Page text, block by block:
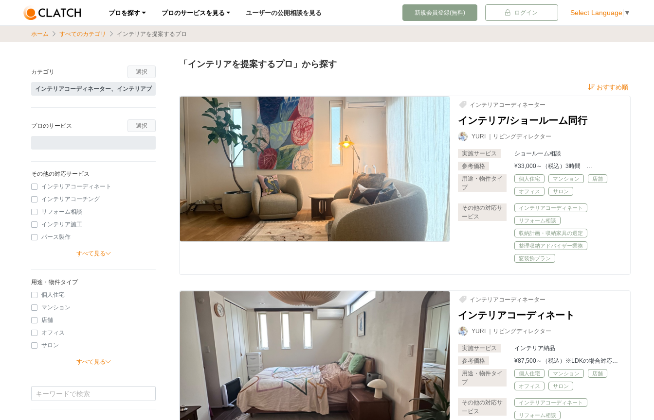
プロを探す プロのサービスを見る ユーザーの公開相談を見る 新規会員登録(無料) ログイン Select Language ▼
ホーム すべてのカテゴリ インテリアを提案するプロ
「インテリアを提案するプロ」から探す
インテリアコーディネーター
インテリア/ショールーム同行
YURI ｜リビングディレクター
実施サービス
ショールーム相談
参考価格
¥33,000～（税込）3時間
※超過時間は、¥4,500/30分毎
用途・物件タイ
プ
個人住宅 マンション 店舗
オフィス サロン
その他の対応サ
ービス
インテリアコーディネート
リフォーム相談
収納計画・収納家具の選定
整理収納アドバイザー業務
窓装飾プラン
インテリアコーディネーター
インテリアコーディネート
YURI ｜リビングディレクター
実施サービス
インテリア納品
参考価格
¥87,500～（税込）※LDKの場合対応面
積：33mまで
（超過分は1㎡ごとに¥3,800）
※1部屋追加・別途¥35,000（税込）
用途・物件タイ
プ
個人住宅 マンション 店舗
オフィス サロン
その他の対応サ
ービス
インテリアコーディネート
リフォーム相談
カテゴリ 選択
プロのサービス 選択
その他の対応サービス
インテリアコーディネート
インテリアコーチング
リフォーム相談
インテリア施工
パース製作
すべて見る
用途・物件タイプ
個人住宅
マンション
店舗
オフィス
サロン
すべて見る